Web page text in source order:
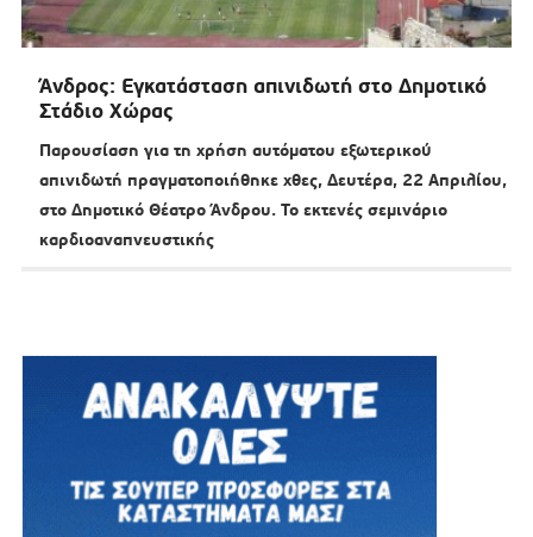
Άνδρος: Εγκατάσταση απινιδωτή στο Δημοτικό
Στάδιο Χώρας
Παρουσίαση για τη χρήση αυτόματου εξωτερικού
απινιδωτή πραγματοποιήθηκε χθες, Δευτέρα, 22 Απριλίου,
στο Δημοτικό Θέατρο Άνδρου. Το εκτενές σεμινάριο
καρδιοαναπνευστικής